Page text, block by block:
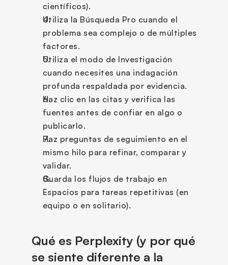
científicos).
Utiliza la Búsqueda Pro cuando el
problema sea complejo o de múltiples
factores.
Utiliza el modo de Investigación
cuando necesites una indagación
profunda respaldada por evidencia.
Haz clic en las citas y verifica las
fuentes antes de confiar en algo o
publicarlo.
Haz preguntas de seguimiento en el
mismo hilo para refinar, comparar y
validar.
Guarda los flujos de trabajo en
Espacios para tareas repetitivas (en
equipo o en solitario).
Qué es Perplexity (y por qué
se siente diferente a la